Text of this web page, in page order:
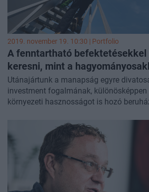
2019. november 19. 10:30 | Portfolio
A fenntartható befektetésekkel
keresni, mint a
Utánajártunk a manapság egyre
investment fogalmának,
környezeti hasznosságot is hozó
példát is az Alteo személyében, és még
alapot is, amely a fenntarthatósági
mellett a hozamban sem marad alul az